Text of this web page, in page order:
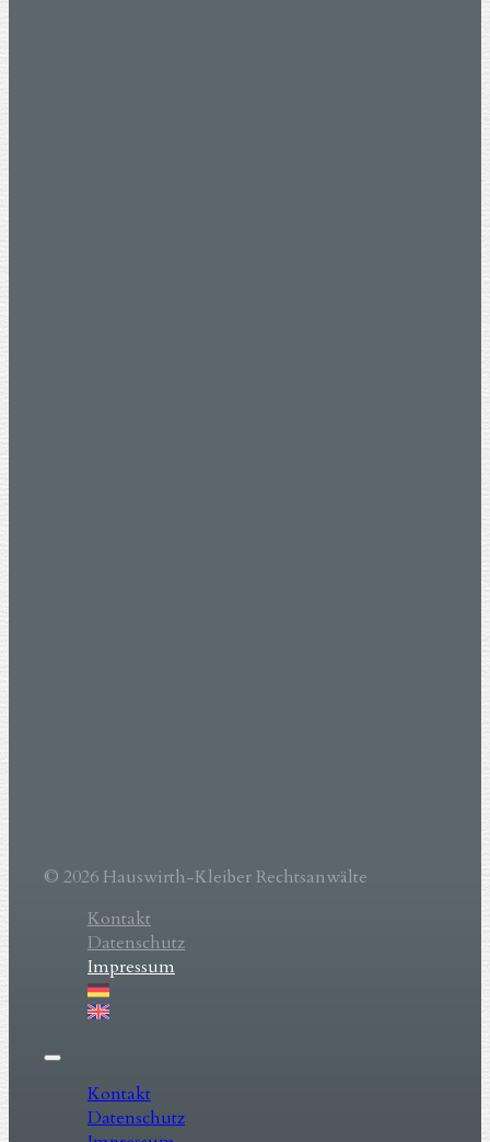
© 2026 Hauswirth-Kleiber Rechtsanwälte
Kontakt
Datenschutz
Impressum
Kontakt
Datenschutz